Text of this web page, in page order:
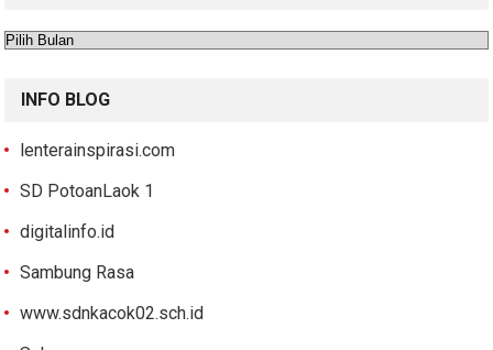
Arsip
INFO BLOG
lenterainspirasi.com
SD PotoanLaok 1
digitalinfo.id
Sambung Rasa
www.sdnkacok02.sch.id